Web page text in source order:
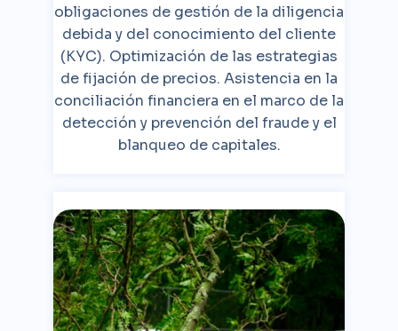
obligaciones de gestión de la diligencia
debida y del conocimiento del cliente
(KYC). Optimización de las estrategias
de fijación de precios. Asistencia en la
conciliación financiera en el marco de la
detección y prevención del fraude y el
blanqueo de capitales.